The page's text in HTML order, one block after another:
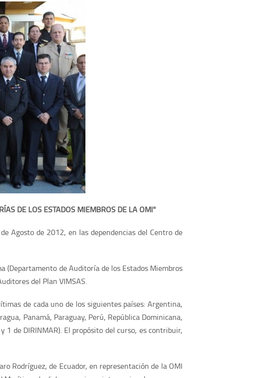
DE LOS ESTADOS MIEMBROS DE LA OMI"
Agosto de 2012, en las dependencias del Centro de
de Auditoría de los Estados Miembros
del Plan VIMSAS.
de cada uno de los siguientes países: Argentina,
Panamá, Paraguay, Perú, República Dominicana,
1 de DIRINMAR). El propósito del curso, es contribuir,
Rodríguez, de Ecuador, en representación de la OMI